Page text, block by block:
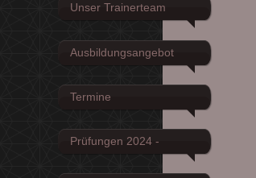
Unser Trainerteam
Ausbildungsangebot
Termine
Prüfungen 2024 -